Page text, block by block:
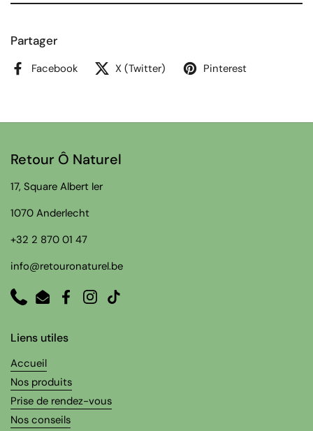
Partager
Facebook X (Twitter) Pinterest
Retour Ô Naturel
17, Square Albert Ier
1070 Anderlecht
+32 2 870 01 47
info@retouronaturel.be
PhoneEmailFacebook
Instagram
TikTok
Liens utiles
Accueil
Nos produits
Prise de rendez-vous
Nos conseils